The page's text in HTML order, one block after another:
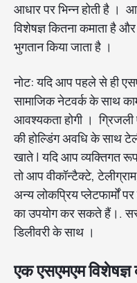
आधार पर भिन्न होती है ।
विशेषज्ञ कितना कमाता है
भुगतान किया जाता है ।
नोट: यदि आप पहले से ही
सामाजिक नेटवर्क के साथ
आवश्यकता होगी । ग्रिजली
की होल्डिंग अवधि के साथ
खाते | यदि आप व्यक्तिगत
तो आप वीकॉन्टैक्टे,
अन्य लोकप्रिय प्लेटफार्मों
का उपयोग कर सकते हैं।.
डिलीवरी के साथ ।
एक एसएमएम